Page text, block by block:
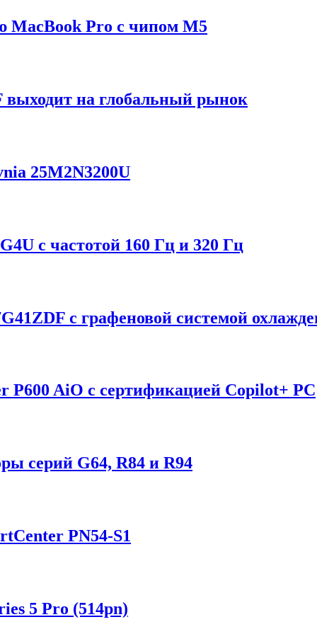
MacBook Pro с чипом M5
выходит на глобальный рынок
25M2N3200U
с частотой 160 Гц и 320 Гц
с графеновой системой
P600 AiO с сертификацией Copilot+ PC
серий G64, R84 и R94
PN54-S1
5 Pro (514pn)